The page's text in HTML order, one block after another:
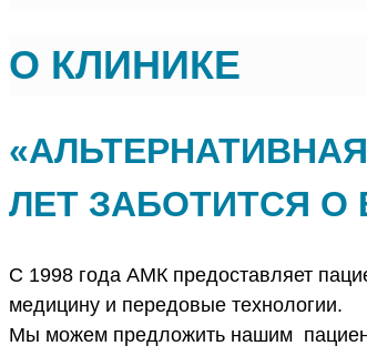
О КЛИНИКЕ
ЛЕТ ЗАБОТИТСЯ
С 1998 года АМК предоставляет
медицину и передовые технологии.
Мы можем предложить нашим